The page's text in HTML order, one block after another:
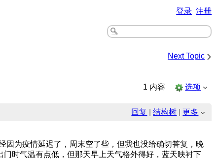
登录 注册
Next Topic ›
1 内容 选项
回复 |结构树 |更多
为疫情延迟了，周末空了些，但我也没给确切答复，晚
时气温有点低，但那天早上天气格外得好，蓝天映衬下